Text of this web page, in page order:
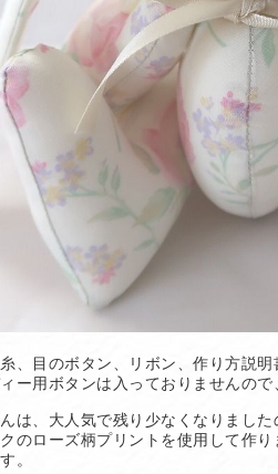
、目のボタン、リボン、作り方説明
ー用ボタンは入っておりませんので
は、大人気で残り少なくなりまし
のローズ柄プリントを使用して作り
。